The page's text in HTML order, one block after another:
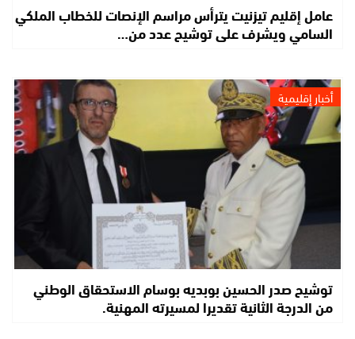
عامل إقليم تيزنيت يترأس مراسم الإنصات للخطاب الملكي
السامي ويشرف على توشيح عدد من…
أخبار إقليمية
توشيح صدر الحسين بوبديه بوسام الاستحقاق الوطني
من الدرجة الثانية تقديرا لمسيرته المهنية.